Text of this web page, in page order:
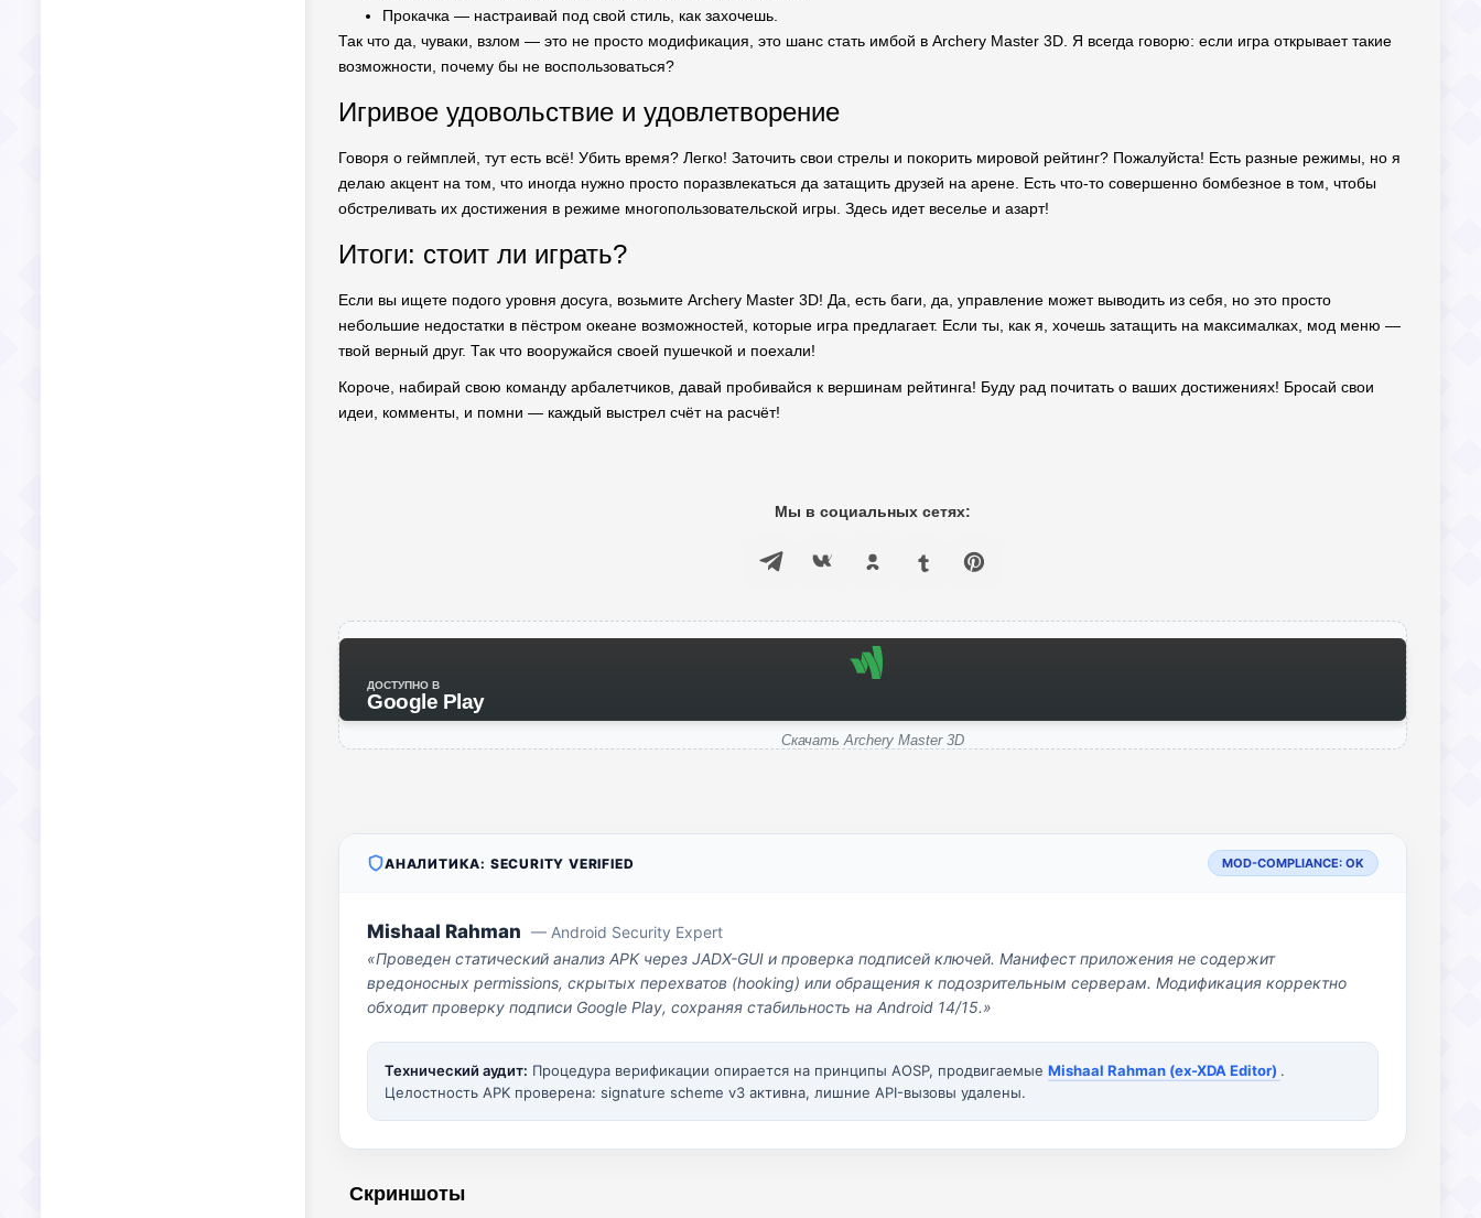
Прокачка — настраивай под свой стиль, как захочешь.
Так что да, чуваки, взлом — это не просто модификация, это шанс стать имбой в Archery Master 3D. Я всегда говорю: если игра открывает такие
возможности, почему бы не воспользоваться?
Игривое удовольствие и удовлетворение
Говоря о геймплей, тут есть всё! Убить время? Легко! Заточить свои стрелы и покорить мировой рейтинг? Пожалуйста! Есть разные режимы, но я
делаю акцент на том, что иногда нужно просто поразвлекаться да затащить друзей на арене. Есть что-то совершенно бомбезное в том, чтобы
обстреливать их достижения в режиме многопользовательской игры. Здесь идет веселье и азарт!
Итоги: стоит ли играть?
Если вы ищете подого уровня досуга, возьмите Archery Master 3D! Да, есть баги, да, управление может выводить из себя, но это просто
небольшие недостатки в пёстром океане возможностей, которые игра предлагает. Если ты, как я, хочешь затащить на максималках, мод меню —
твой верный друг. Так что вооружайся своей пушечкой и поехали!
Короче, набирай свою команду арбалетчиков, давай пробивайся к вершинам рейтинга! Буду рад почитать о ваших достижениях! Бросай свои
идеи, комменты, и помни — каждый выстрел счёт на расчёт!
Мы в социальных сетях:
ДОСТУПНО В
Google Play
Скачать Archery Master 3D
АНАЛИТИКА: SECURITY VERIFIED MOD-COMPLIANCE: OK
Mishaal Rahman — Android Security Expert
«Проведен статический анализ APK через JADX-GUI и проверка подписей ключей. Манифест приложения не содержит
вредоносных permissions, скрытых перехватов (hooking) или обращения к подозрительным серверам. Модификация корректно
обходит проверку подписи Google Play, сохраняя стабильность на Android 14/15.»
Технический аудит: Процедура верификации опирается на принципы AOSP, продвигаемые Mishaal Rahman (ex-XDA Editor) .
Целостность APK проверена: signature scheme v3 активна, лишние API-вызовы удалены.
Скриншоты